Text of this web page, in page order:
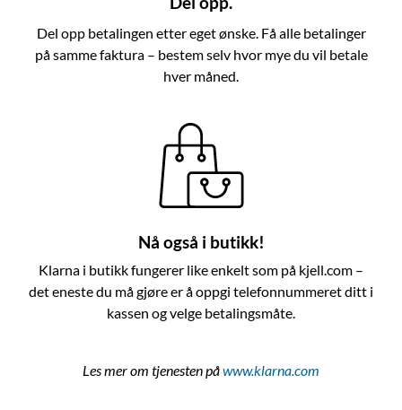
Del opp betalingen etter eget ønske. Få alle betalinger
på samme faktura – bestem selv hvor mye du vil betale
hver måned.
Nå også i butikk!
Klarna i butikk fungerer like enkelt som på kjell.com –
det eneste du må gjøre er å oppgi telefonnummeret ditt i
kassen og velge betalingsmåte.
Les mer om tjenesten påwww.klarna.com